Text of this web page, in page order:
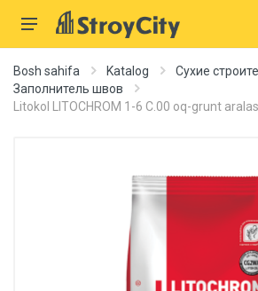
Bosh sahifa Katalog
Сухие
Заполнитель швов
Litokol LITOCHROM 1-6 C.00 oq-grunt